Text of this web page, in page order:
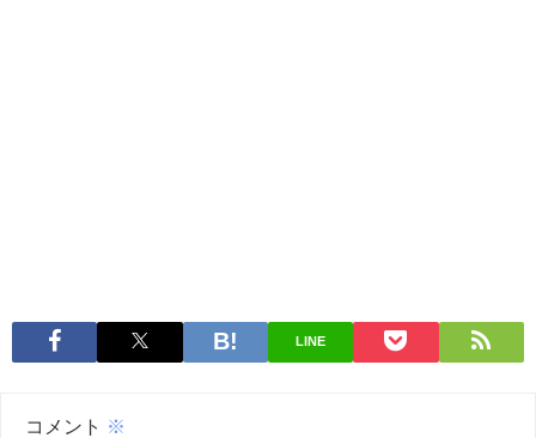
LINE
コメント ※